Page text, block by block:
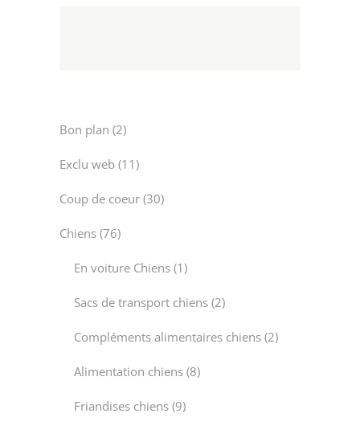
Bon plan 22
Exclu web 1111
Coup de coeur 3030
Chiens 7676
En voiture Chiens 11
Sacs de transport chiens 22
Compléments alimentaires chiens 22
Alimentation chiens 88
Friandises chiens 99